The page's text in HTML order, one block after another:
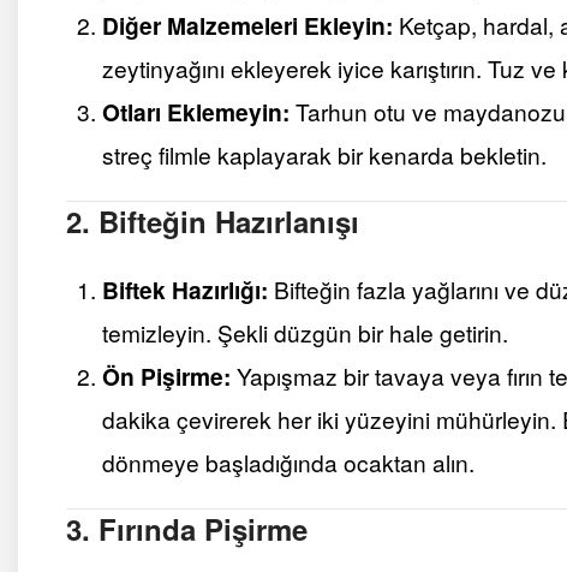
Diğer Malzemeleri Ekleyin: Ketçap, hardal,
zeytinyağını ekleyerek iyice karıştırın. Tuz
Otları Eklemeyin: Tarhun otu ve
streç filmle kaplayarak bir kenarda bekletin.
2. Bifteğin Hazırlanışı
Biftek Hazırlığı: Bifteğin fazla yağlarını ve
temizleyin. Şekli düzgün bir hale getirin.
Ön Pişirme: Yapışmaz bir tavaya veya
dakika çevirerek her iki yüzeyini
dönmeye başladığında ocaktan alın.
3. Fırında Pişirme